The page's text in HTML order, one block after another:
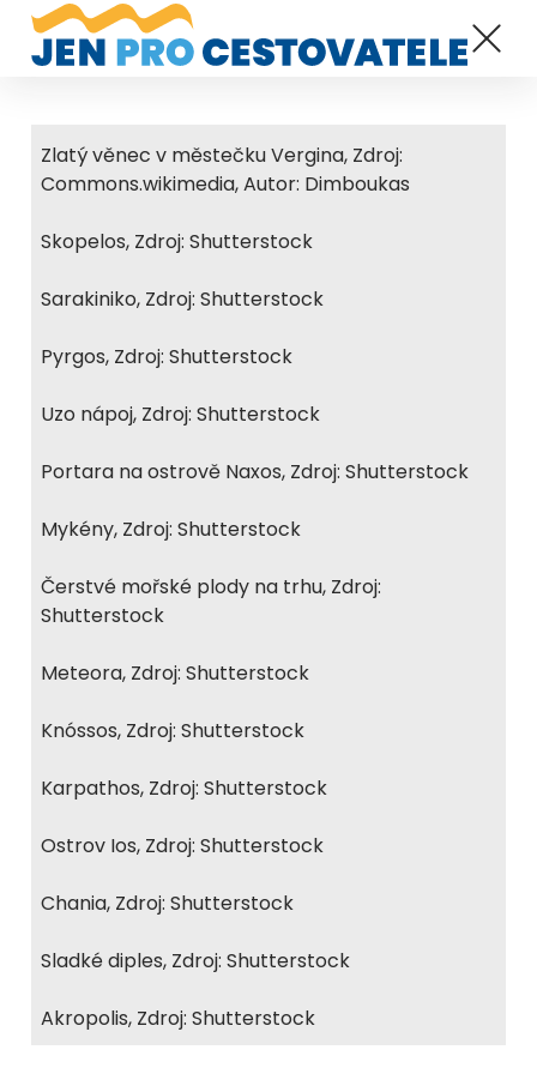
Zlatý věnec v městečku Vergina, Zdroj:
Commons.wikimedia, Autor: Dimboukas
Skopelos, Zdroj: Shutterstock
Sarakiniko, Zdroj: Shutterstock
Pyrgos, Zdroj: Shutterstock
Uzo nápoj, Zdroj: Shutterstock
Portara na ostrově Naxos, Zdroj: Shutterstock
Mykény, Zdroj: Shutterstock
Čerstvé mořské plody na trhu, Zdroj:
Shutterstock
Meteora, Zdroj: Shutterstock
Knóssos, Zdroj: Shutterstock
Karpathos, Zdroj: Shutterstock
Ostrov Ios, Zdroj: Shutterstock
Chania, Zdroj: Shutterstock
Sladké diples, Zdroj: Shutterstock
Akropolis, Zdroj: Shutterstock